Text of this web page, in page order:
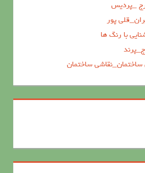
_پردیس
پور
با رنگ ها
ساختمان_نقاشی ساختمان